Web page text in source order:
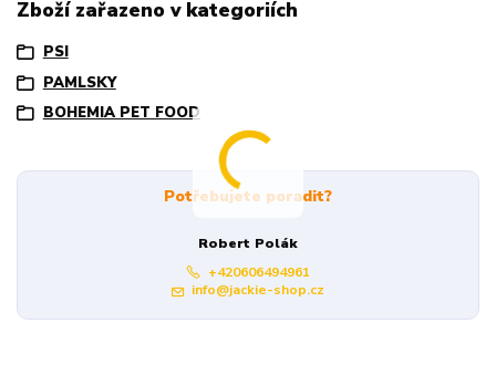
Zboží zařazeno v kategoriích
PSI
PAMLSKY
BOHEMIA PET FOOD
Potřebujete poradit?
Robert Polák
+420606494961
info@jackie-shop.cz